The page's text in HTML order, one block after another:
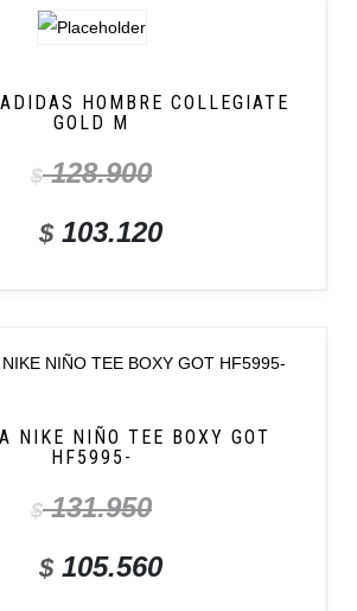
HOMBRE COLLEGIATE
GOLD M
$128.900
$103.120
NIKE NIÑO TEE BOXY GOT
HF5995-
$131.950
$105.560